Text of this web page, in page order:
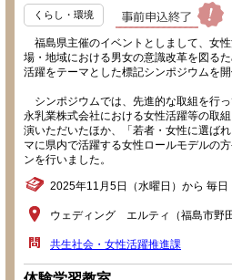
くらし・環境
福島県主催のイベントとしまして、女
場・地域における男女の意識改革を図る
活躍をテーマとした標記シンポジウムを開
シンポジウムでは、先進的な取組を行
永乳業株式会社における女性活躍等の取
演いただいたほか、「若者・女性に選ば
マに県内で活躍する女性ロールモデルの
ンを行いました。
2025年11月5日（水曜日）から 毎日
ウェディング エルティ（福島市野
共生社会・女性活躍推進課